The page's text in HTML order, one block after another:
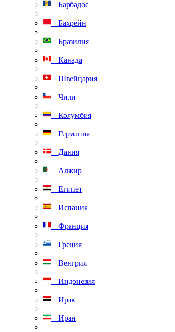
Барбадос
Бахрейн
Бразилия
Канада
Швейцария
Чили
Колумбия
Германия
Дания
Алжир
Египет
Испания
Франция
Греция
Венгрия
Индонезия
Ирак
Иран